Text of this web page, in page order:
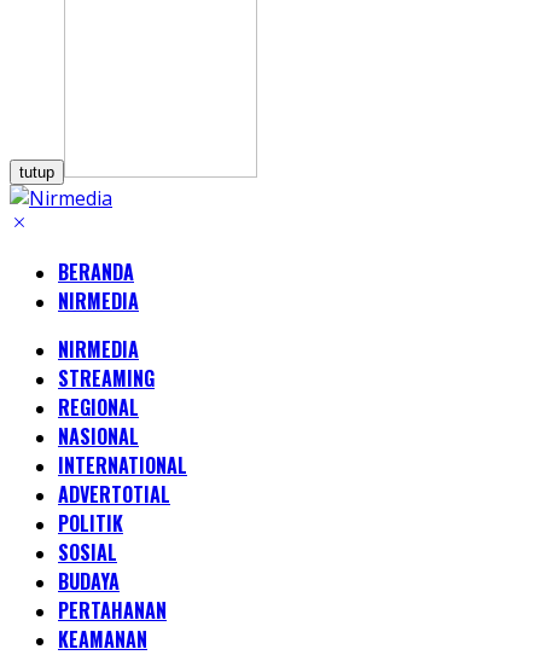
tutup
BERANDA
NIRMEDIA
NIRMEDIA
STREAMING
REGIONAL
NASIONAL
INTERNATIONAL
ADVERTOTIAL
POLITIK
SOSIAL
BUDAYA
PERTAHANAN
KEAMANAN